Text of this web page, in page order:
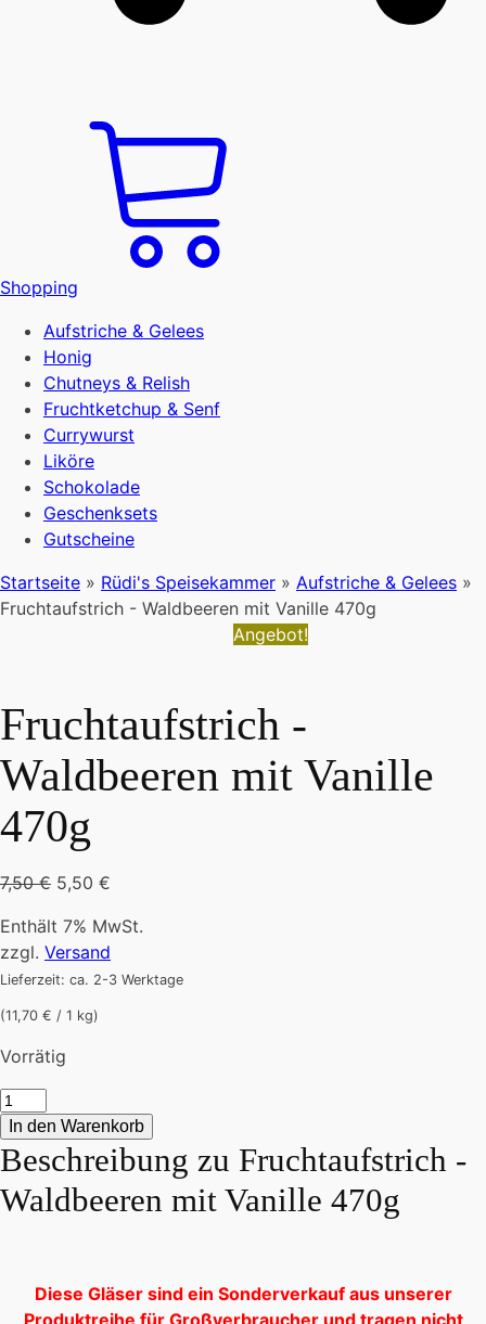
Shopping
Aufstriche & Gelees
Honig
Chutneys & Relish
Fruchtketchup & Senf
Currywurst
Liköre
Schokolade
Geschenksets
Gutscheine
Startseite » Rüdi's Speisekammer » Aufstriche & Gelees »
Fruchtaufstrich - Waldbeeren mit Vanille 470g
Angebot!
Fruchtaufstrich -
Waldbeeren mit Vanille
470g
7,50€ Ursprünglicher
war:
7,50 €
5,50 €
ist:
5,50 €.
Enthält 7% MwSt.
zzgl. Versand
Lieferzeit: ca. 2-3 Werktage
(11,70 € / 1 kg)
Vorrätig
Fruchtaufstrich
-
Waldbeeren
mit
Vanille
In den Warenkorb
Beschreibung zu Fruchtaufstrich -
Waldbeeren mit Vanille 470g
Diese Gläser sind ein Sonderverkauf aus unserer